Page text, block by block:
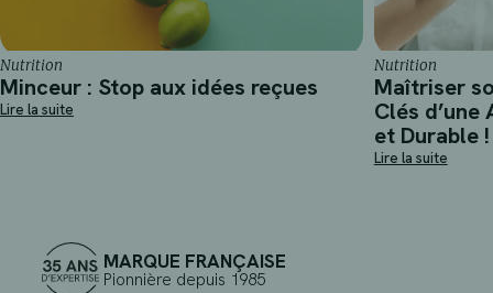
Nutrition
Minceur : Stop aux idées reçues
Lire la suite
Nutrition
Maîtriser
Clés
et Durable !
Lire la suite
MARQUE FRANÇAISE
Pionnière depuis 1985